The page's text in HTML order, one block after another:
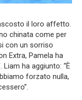
il loro affetto.
chinata come per
con un sorriso
Extra, Pamela ha
ha aggiunto: “È
forzato nulla,